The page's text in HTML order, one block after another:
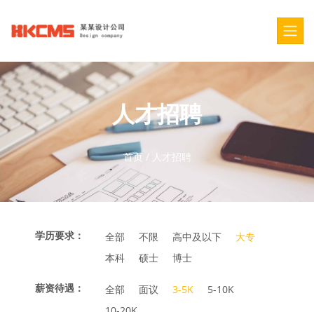
人才招聘
首页 / 人才招聘
学历要求： 全部 不限 高中及以下
大专
本科
硕士 博士
薪资待遇： 全部 面议 3-5K
5-10K